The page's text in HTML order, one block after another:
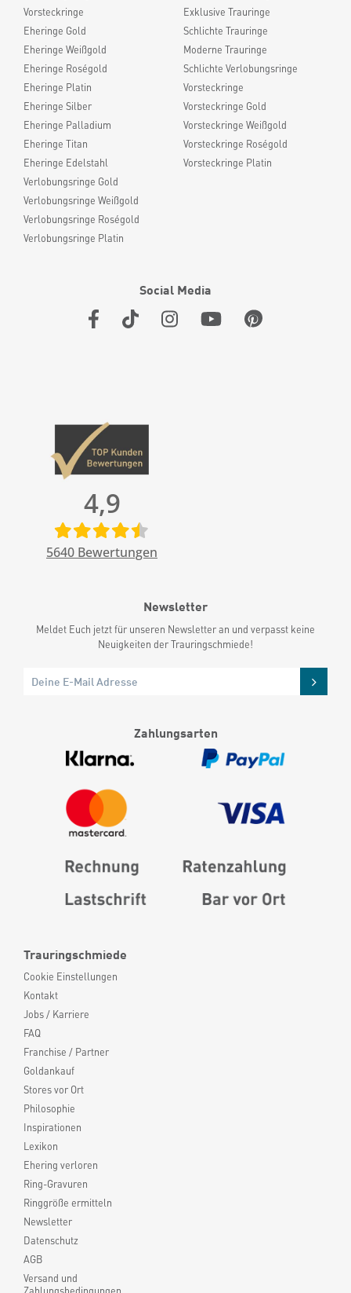
Vorsteckringe
Eheringe Gold
Eheringe Weißgold
Eheringe Roségold
Eheringe Platin
Eheringe Silber
Eheringe Palladium
Eheringe Titan
Eheringe Edelstahl
Verlobungsringe Gold
Verlobungsringe Weißgold
Verlobungsringe Roségold
Verlobungsringe Platin
Exklusive Trauringe
Schlichte Trauringe
Moderne Trauringe
Schlichte Verlobungsringe
Vorsteckringe
Vorsteckringe Gold
Vorsteckringe Weißgold
Vorsteckringe Roségold
Vorsteckringe Platin
Trauringschmiede
Cookie Einstellungen
Kontakt
Jobs / Karriere
FAQ
Franchise / Partner
Goldankauf
Stores vor Ort
Philosophie
Inspirationen
Lexikon
Ehering verloren
Ring-Gravuren
Ringgröße ermitteln
Newsletter
Datenschutz
AGB
Versand und
Social Media
4,9
5640 Bewertungen
Newsletter
Meldet Euch jetzt für unseren Newsletter an und verpasst keine
Neuigkeiten der Trauringschmiede!
Zahlungsarten